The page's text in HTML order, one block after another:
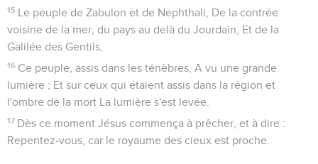
15 Le peuple de Zabulon et de Nephthali, De la contrée
voisine de la mer, du pays au delà du Jourdain, Et de la
Galilée des Gentils,
16 Ce peuple, assis dans les ténèbres, A vu une grande
lumière ; Et sur ceux qui étaient assis dans la région et
l'ombre de la mort La lumière s'est levée.
17 Dès ce moment Jésus commença à prêcher, et à dire :
Repentez-vous, car le royaume des cieux est proche.